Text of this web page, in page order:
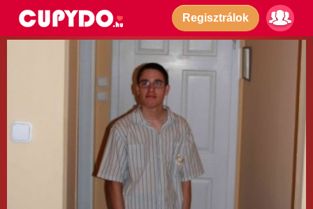
Regisztrálok